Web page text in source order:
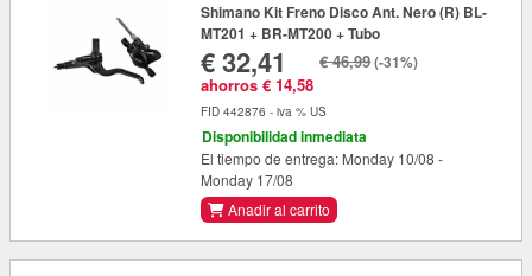
Shimano Kit Freno Disco Ant. Nero (R) BL-
MT201 + BR-MT200 + Tubo
€ 32,41
ahorros € 14,58
€ 46,99(-31%)
FID 442876 - iva % US
Disponibilidad inmediata
El tiempo de entrega: Monday 10/08 -
Monday 17/08
Anadir al carrito